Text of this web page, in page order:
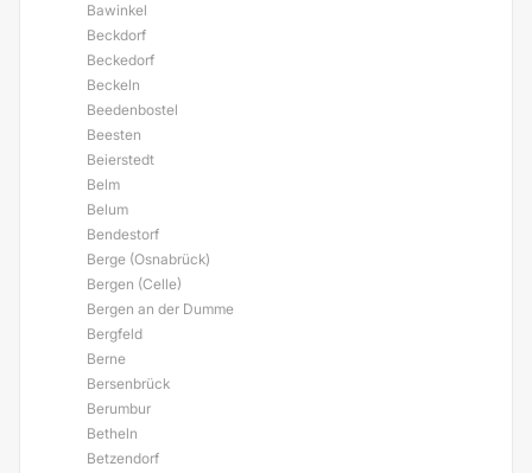
Bawinkel
Beckdorf
Beckedorf
Beckeln
Beedenbostel
Beesten
Beierstedt
Belm
Belum
Bendestorf
Berge (Osnabrück)
Bergen (Celle)
Bergen an der Dumme
Bergfeld
Berne
Bersenbrück
Berumbur
Betheln
Betzendorf